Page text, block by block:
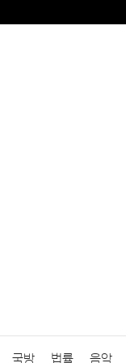
국방 법률 음악